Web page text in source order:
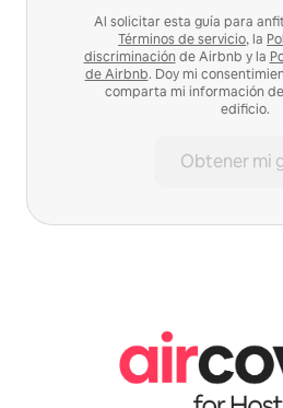
Al solicitar esta guía para
Términos de servicio, la
discriminación de Airbnb y la
de Airbnb. Doy mi
comparta mi información
edificio.
Obtener mi